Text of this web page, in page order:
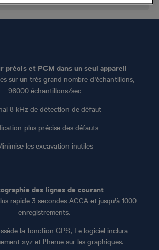
précis et PCM dans un seul appareil
sur un très grand nombre d'échantillons,
96000 échantillons/sec
8 kHz de détection de défaut
plus précise des défauts
les excavation inutiles
des lignes de courant
rapide 3 secondes ACCA et jusqu'à 1000
enregistrements.
la fonction GPS, Le logiciel inclura
xyz et l'herue sur les graphiques.